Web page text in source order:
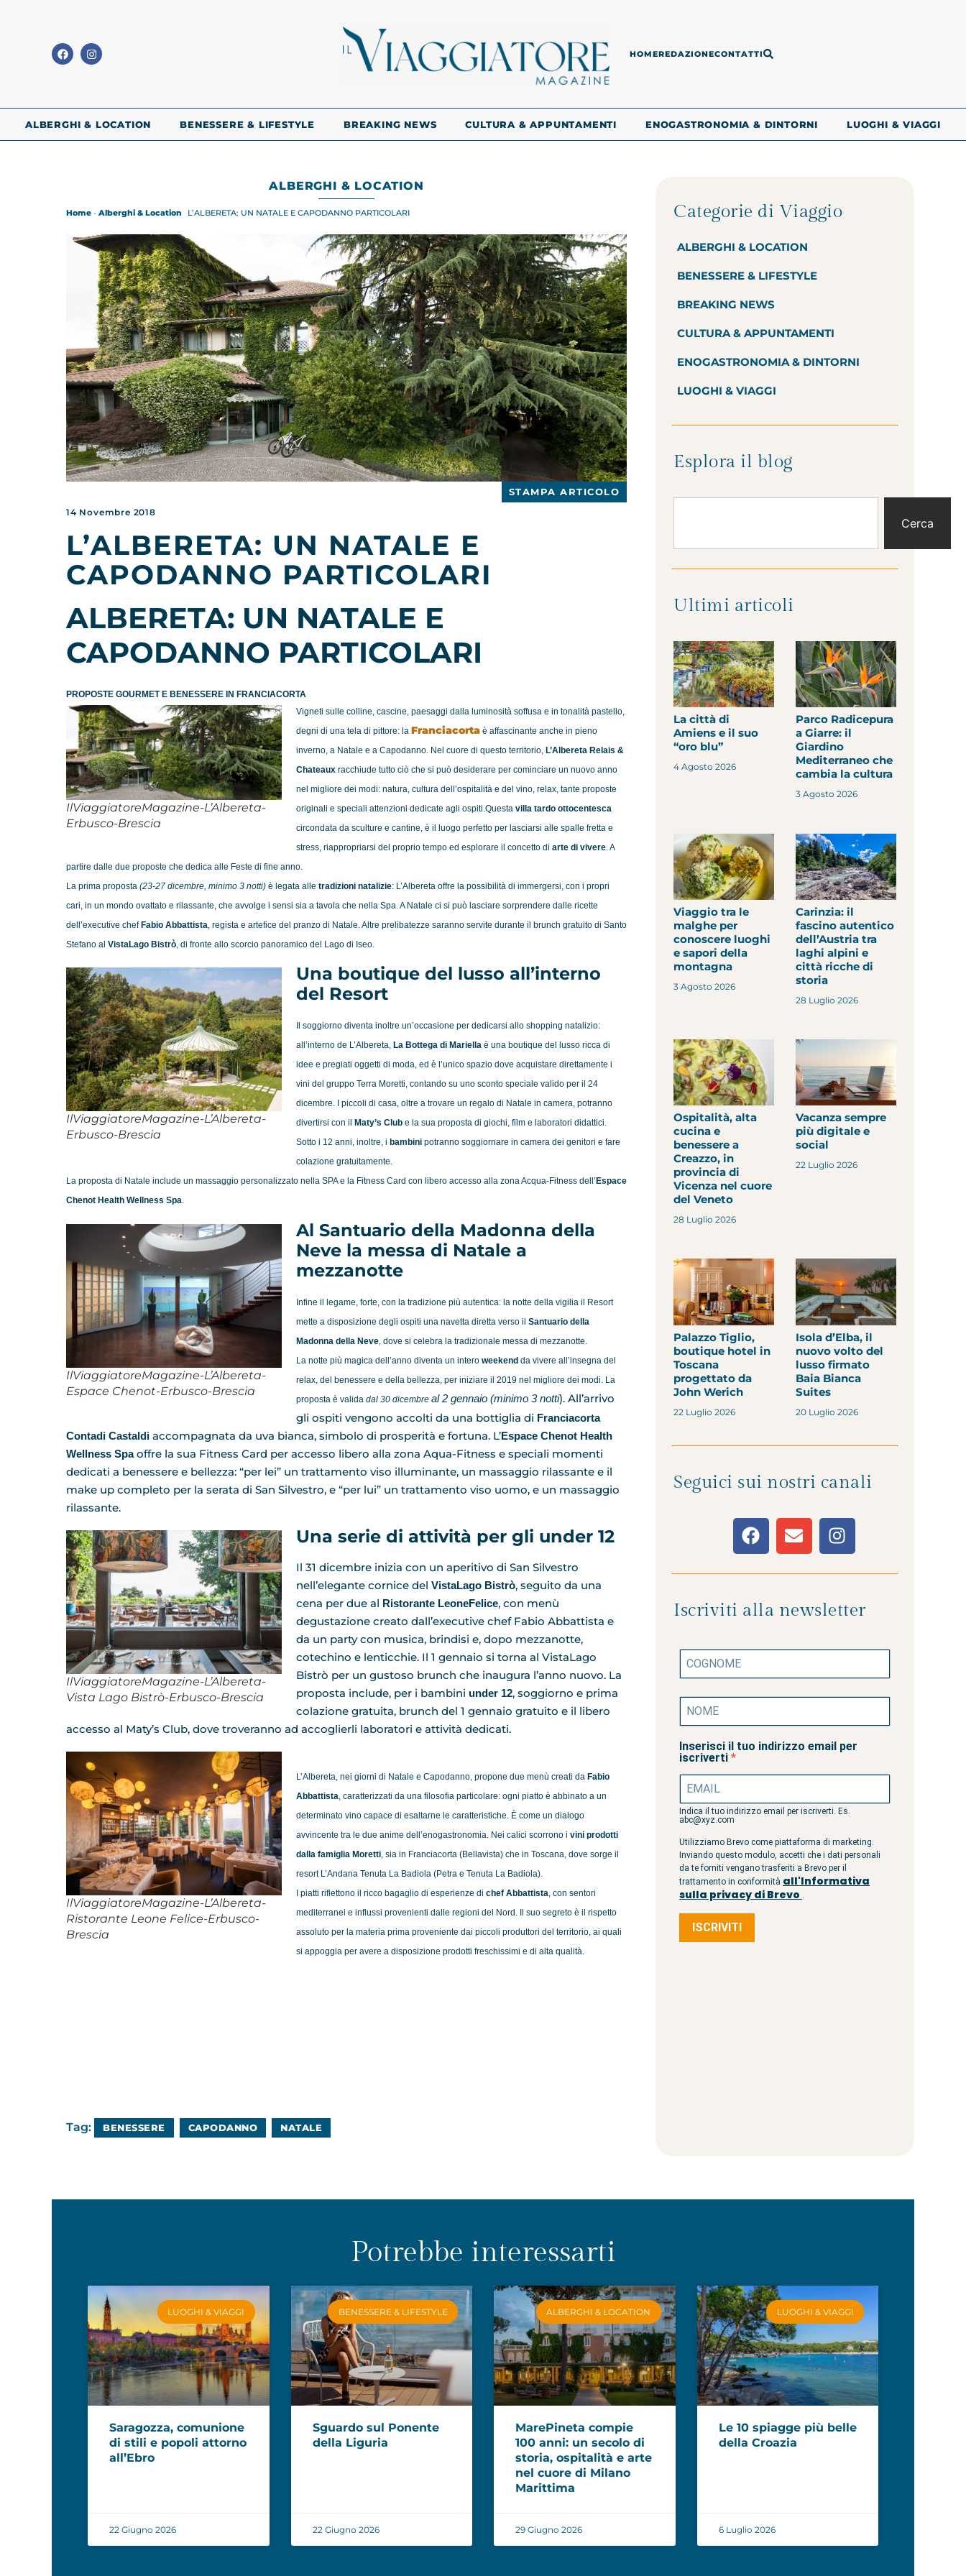
HOMEREDAZIONECONTATTI
ALBERGHI & LOCATION BENESSERE & LIFESTYLE BREAKING NEWS CULTURA & APPUNTAMENTI ENOGASTRONOMIA & DINTORNI LUOGHI & VIAGGI
ALBERGHI & LOCATION
Home - Alberghi & Location L’ALBERETA: UN NATALE E CAPODANNO PARTICOLARI
STAMPA ARTICOLO
14 Novembre 2018
L’ALBERETA: UN NATALE E
CAPODANNO PARTICOLARI
ALBERETA: UN NATALE E
CAPODANNO PARTICOLARI
PROPOSTE GOURMET E BENESSERE IN FRANCIACORTA
IlViaggiatoreMagazine-L’Albereta-
Erbusco-Brescia
Vigneti sulle colline, cascine, paesaggi dalla luminosità soffusa e in tonalità pastello,
degni di una tela di pittore: la Franciacorta è affascinante anche in pieno
inverno, a Natale e a Capodanno. Nel cuore di questo territorio, L’Albereta Relais &
Chateaux racchiude tutto ciò che si può desiderare per cominciare un nuovo anno
nel migliore dei modi: natura, cultura dell’ospitalità e del vino, relax, tante proposte
originali e speciali attenzioni dedicate agli ospiti.Questa villa tardo ottocentesca
circondata da sculture e cantine, è il luogo perfetto per lasciarsi alle spalle fretta e
stress, riappropriarsi del proprio tempo ed esplorare il concetto di arte di vivere. A
partire dalle due proposte che dedica alle Feste di fine anno.
La prima proposta (23-27 dicembre, minimo 3 notti) è legata alle tradizioni natalizie: L’Albereta offre la possibilità di immergersi, con i propri
cari, in un mondo ovattato e rilassante, che avvolge i sensi sia a tavola che nella Spa. A Natale ci si può lasciare sorprendere dalle ricette
dell’executive chefFabio Abbattista, regista e artefice del pranzo di Natale. Altre prelibatezze saranno servite durante il brunch gratuito di Santo
Stefano al VistaLago Bistrò, di fronte allo scorcio panoramico del Lago di Iseo.
IlViaggiatoreMagazine-L’Albereta-
Erbusco-Brescia
Una boutique del lusso all’interno
del Resort
Il soggiorno diventa inoltre un’occasione per dedicarsi allo shopping natalizio:
all’interno de L’Albereta, La Bottega di Mariella è una boutique del lusso ricca di
idee e pregiati oggetti di moda, ed è l’unico spazio dove acquistare direttamente i
vini del gruppo Terra Moretti, contando su uno sconto speciale valido per il 24
dicembre. I piccoli di casa, oltre a trovare un regalo di Natale in camera, potranno
divertirsi con il
Maty’s Club e la sua proposta di giochi, film e laboratori didattici.
Sotto i 12 anni, inoltre, i bambini potranno soggiornare in camera dei genitori e fare
colazione gratuitamente.
La proposta di Natale include un massaggio personalizzato nella SPA e la Fitness Card con libero accesso alla zona Acqua-Fitness dell’ Espace
Chenot Health Wellness Spa.
IlViaggiatoreMagazine-L’Albereta-
Espace Chenot-Erbusco-Brescia
Al Santuario della Madonna della
Neve la messa di Natale a
mezzanotte
Infine il legame, forte, con la tradizione più autentica: la notte della vigilia il Resort
mette a disposizione degli ospiti una navetta diretta verso il Santuario della
Madonna della Neve , dove si celebra la tradizionale messa di mezzanotte.
La notte più magica dell’anno diventa un intero weekend da vivere all’insegna del
relax, del benessere e della bellezza, per iniziare il 2019 nel migliore dei modi. La
proposta è valida dal 30 dicembre al 2 gennaio (minimo 3 notti). All’arrivo
gli ospiti vengono accolti da una bottiglia di Franciacorta
Contadi Castaldi accompagnata da uva bianca, simbolo di prosperità e fortuna. L’Espace Chenot Health
Wellness Spaoffre la sua Fitness Card per accesso libero alla zona Aqua-Fitness e speciali momenti
dedicati a benessere e bellezza: “per lei” un trattamento viso illuminante, un massaggio rilassante e il
make up completo per la serata di San Silvestro, e “per lui” un trattamento viso uomo, e un massaggio
rilassante.
IlViaggiatoreMagazine-L’Albereta-
Vista Lago Bistrò-Erbusco-Brescia
Una serie di attività per gli under 12
Il 31 dicembre inizia con un aperitivo di San Silvestro
nell’elegante cornice del VistaLago Bistrò, seguito da una
cena per due al Ristorante LeoneFelice, con menù
degustazione creato dall’executive chef Fabio Abbattista e
da un party con musica, brindisi e, dopo mezzanotte,
cotechino e lenticchie. Il 1 gennaio si torna al VistaLago
Bistrò per un gustoso brunch che inaugura l’anno nuovo. La
proposta include, per i bambini under 12, soggiorno e prima
colazione gratuita, brunch del 1 gennaio gratuito e il libero
accesso al Maty’s Club, dove troveranno ad accoglierli laboratori e attività dedicati.
IlViaggiatoreMagazine-L’Albereta-
Ristorante Leone Felice-Erbusco-
Brescia
L’Albereta, nei giorni di Natale e Capodanno, propone due menù creati da Fabio
Abbattista, caratterizzati da una filosofia particolare: ogni piatto è abbinato a un
determinato vino capace di esaltarne le caratteristiche. È come un dialogo
avvincente tra le due anime dell’enogastronomia. Nei calici scorrono i vini prodotti
dalla famiglia Moretti, sia in Franciacorta (Bellavista) che in Toscana, dove sorge il
resort L’Andana Tenuta La Badiola (Petra e Tenuta La Badiola).
I piatti riflettono il ricco bagaglio di esperienze di chef Abbattista, con sentori
mediterranei e influssi provenienti dalle regioni del Nord. Il suo segreto è il rispetto
assoluto per la materia prima proveniente dai piccoli produttori del territorio, ai quali
si appoggia per avere a disposizione prodotti freschissimi e di alta qualità.
Tag: BENESSERE CAPODANNO NATALE
Categorie di Viaggio
ALBERGHI & LOCATION
BENESSERE & LIFESTYLE
BREAKING NEWS
CULTURA & APPUNTAMENTI
ENOGASTRONOMIA & DINTORNI
LUOGHI & VIAGGI
Esplora il blog
Cerca
Ultimi articoli
La città di
Amiens e il suo
“oro blu”
4 Agosto 2026
Parco Radicepura
a Giarre: il
Giardino
Mediterraneo che
cambia la cultura
3 Agosto 2026
Viaggio tra le
malghe per
conoscere luoghi
e sapori della
montagna
3 Agosto 2026
Carinzia: il
fascino autentico
dell’Austria tra
laghi alpini e
città ricche di
storia
28 Luglio 2026
Ospitalità, alta
cucina e
benessere a
Creazzo, in
provincia di
Vicenza nel cuore
del Veneto
28 Luglio 2026
Vacanza sempre
più digitale e
social
22 Luglio 2026
Palazzo Tiglio,
boutique hotel in
Toscana
progettato da
John Werich
22 Luglio 2026
Isola d’Elba, il
nuovo volto del
lusso firmato
Baia Bianca
Suites
20 Luglio 2026
Seguici sui nostri canali
Iscriviti alla newsletter
Inserisci il tuo indirizzo email per
iscriverti
Indica il tuo indirizzo email per iscriverti. Es.
abc@xyz.com
Utilizziamo Brevo come piattaforma di marketing.
Inviando questo modulo, accetti che i dati personali
da te forniti vengano trasferiti a Brevo per il
trattamento in conformità all'Informativa
sulla privacy di Brevo
ISCRIVITI
Potrebbe interessarti
LUOGHI & VIAGGI
Saragozza, comunione
di stili e popoli attorno
all’Ebro
22 Giugno 2026
BENESSERE & LIFESTYLE
Sguardo sul Ponente
della Liguria
22 Giugno 2026
ALBERGHI & LOCATION
MarePineta compie
100 anni: un secolo di
storia, ospitalità e arte
nel cuore di Milano
Marittima
29 Giugno 2026
LUOGHI & VIAGGI
Le 10 spiagge più belle
della Croazia
6 Luglio 2026